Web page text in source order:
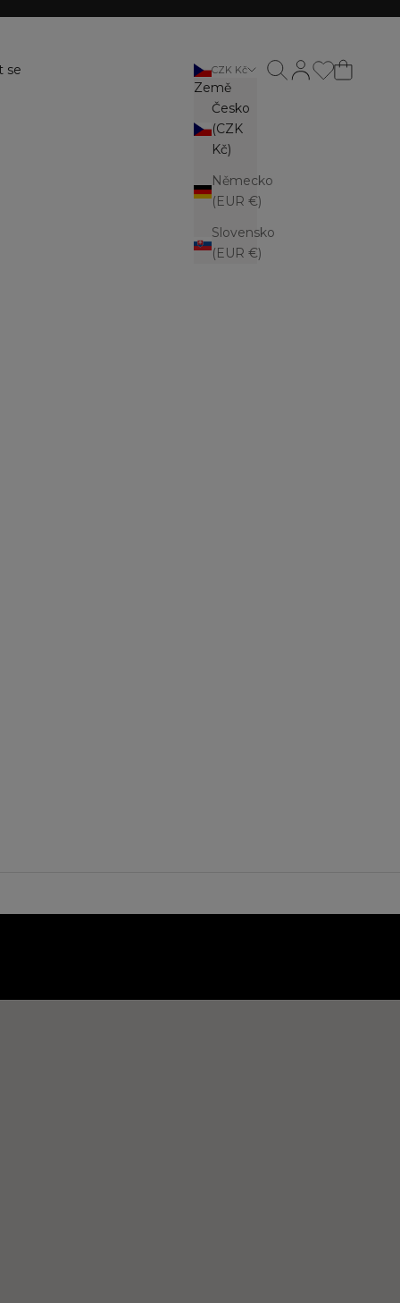
se CZK Kč
Země
Česko
(CZK
Kč)
Německo
(EUR €)
Slovensko
(EUR €)
Otevřít stránku
Otevřít vyhledávání